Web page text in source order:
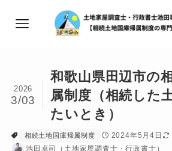
和歌山県田辺市の
属制度（相続した
たいとき）
2026
3/03
相続土地国庫帰属制度 2024年5月4日
池田卓司（土地家屋調査士・行政書士）